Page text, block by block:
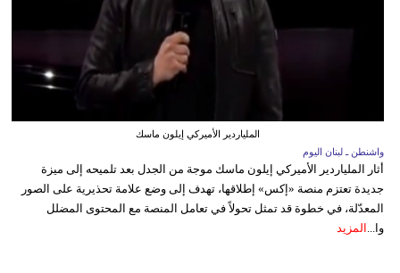
الملياردير الأميركي إيلون ماسك
واشنطن ـ لبنان اليوم
أثار الملياردير الأميركي إيلون ماسك موجة من الجدل بعد تلميحه إلى ميزة
جديدة تعتزم منصة «إكس» إطلاقها، تهدف إلى وضع علامة تحذيرية على الصور
المعدّلة، في خطوة قد تمثل تحولاً في تعامل المنصة مع المحتوى المضلل
وا... المزيد